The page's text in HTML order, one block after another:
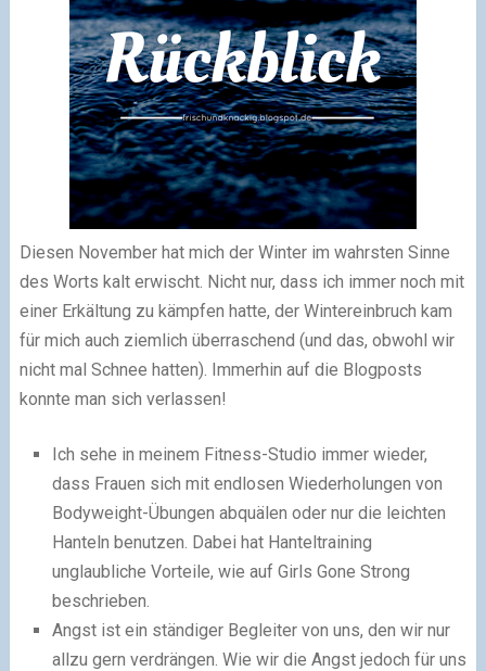
Diesen November hat mich der Winter im wahrsten Sinne
des Worts kalt erwischt. Nicht nur, dass ich immer noch mit
einer Erkältung zu kämpfen hatte, der Wintereinbruch kam
für mich auch ziemlich überraschend (und das, obwohl wir
nicht mal Schnee hatten). Immerhin auf die Blogposts
konnte man sich verlassen!
Ich sehe in meinem Fitness-Studio immer wieder,
dass Frauen sich mit endlosen Wiederholungen von
Bodyweight-Übungen abquälen oder nur die leichten
Hanteln benutzen. Dabei hat Hanteltraining
unglaubliche Vorteile, wie auf Girls Gone Strong
beschrieben.
Angst ist ein ständiger Begleiter von uns, den wir nur
allzu gern verdrängen. Wie wir die Angst jedoch für uns